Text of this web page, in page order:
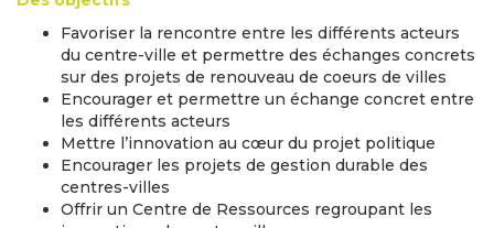
Favoriser la rencontre entre les différents acteurs
du centre-ville et permettre des échanges concrets
sur des projets de renouveau de coeurs de villes
Encourager et permettre un échange concret entre
les différents acteurs
Mettre l’innovation au cœur du projet politique
Encourager les projets de gestion durable des
centres-villes
Offrir un Centre de Ressources regroupant les